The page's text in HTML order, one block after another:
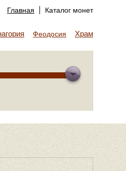
Главная Каталог монет
Феодосия Храм Аполлона